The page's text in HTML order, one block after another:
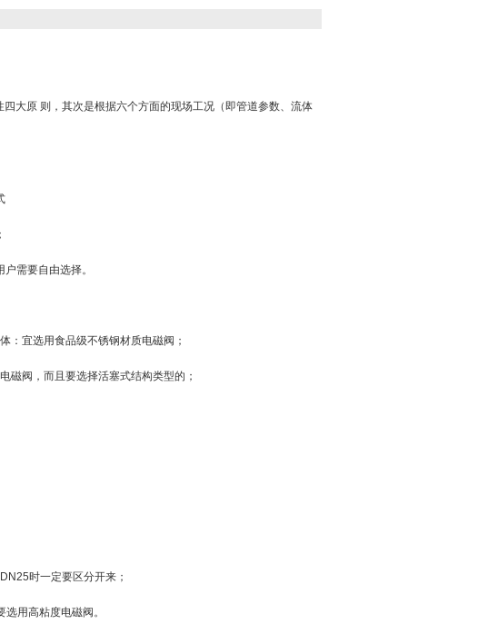
大原 则，其次是根据六个方面的现场工况（即管道参数、流体
需要自由选择。
：宜选用食品级不锈钢材质电磁阀；
磁阀，而且要选择活塞式结构类型的；
时一定要区分开来；
用高粘度电磁阀。